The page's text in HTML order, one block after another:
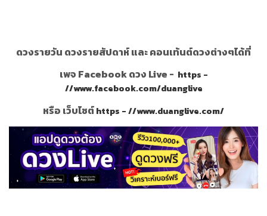
ดวงรายวัน ดวงรายสัปดาห์ และ คอนเท้นต์ดวงต่างๆได้ที่
เพจ Facebook ดวง Live - https -
//www.facebook.com/duanglive
หรือ เว็บไซต์https - //www.duanglive.com/